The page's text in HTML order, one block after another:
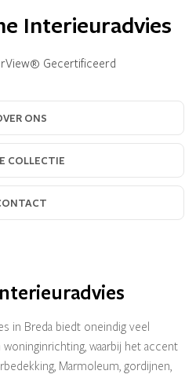
Interieuradvies
Gecertificeerd
ONS
COLLECTIE
in Breda biedt oneindig veel
waarbij het accent
Marmoleum, gordijnen,